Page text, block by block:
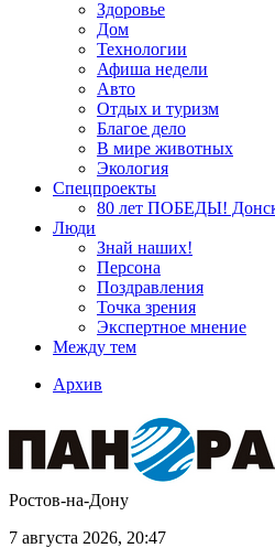
Здоровье
Дом
Технологии
Афиша недели
Авто
Отдых и туризм
Благое дело
В мире животных
Экология
Спецпроекты
80 лет ПОБЕДЫ!
Люди
Знай наших!
Персона
Поздравления
Точка зрения
Экспертное мнение
Между тем
Архив
Ростов-на-Дону
7 августа 2026, 20:47